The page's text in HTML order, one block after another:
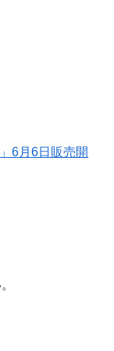
6月6日販売開